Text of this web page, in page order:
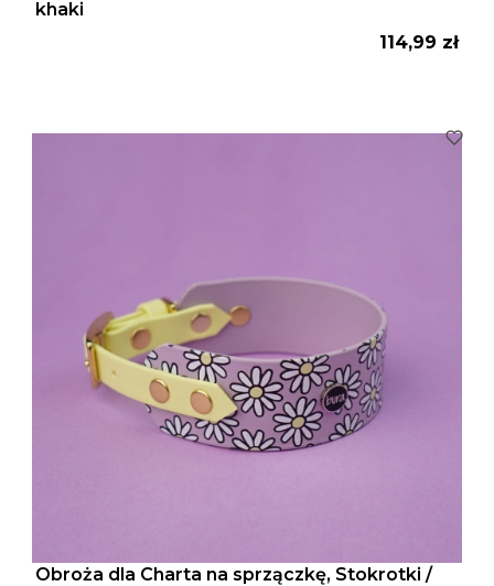
khaki
Cena
114,99 zł
Obroża dla Charta na sprzączkę, Stokrotki /